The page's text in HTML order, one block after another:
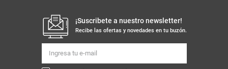
¡Suscribete a nuestro newsletter!
Recibe las ofertas y novedades en tu buzón.